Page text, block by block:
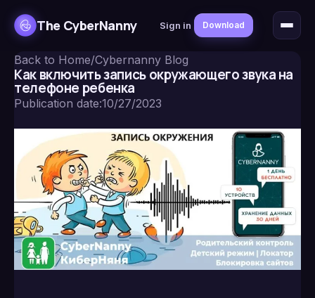
The CyberNanny Sign in Download
Back to Home/Cybernanny Blog
Как включить запись окружающего звука на
телефоне ребенка
Publication date:10/27/2023